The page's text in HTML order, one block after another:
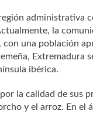
administrativa
la
con una población
Extremadura
ibérica.
la calidad de sus
y el arroz. En el